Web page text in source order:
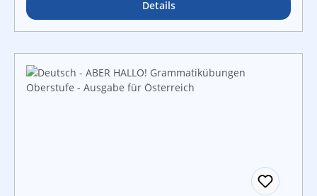
Details